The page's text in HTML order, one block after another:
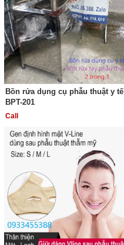
Bồn rửa dụng cụ phẫu thuật y tế
BPT-201
Call